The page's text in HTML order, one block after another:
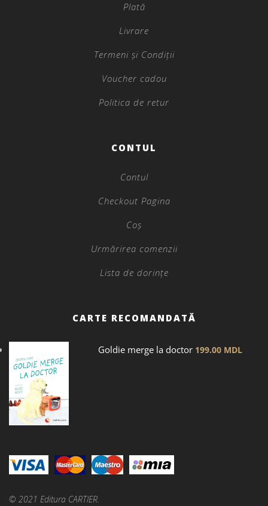
Plată
Livrare
Termeni și Condiții
Voucher cadou
Politica de retur
CONTUL
Contul
Checkout Pagina
Coș
Urmărirea comenzii
Lista de dorințe
CARTE RECOMANDATĂ
Goldie merge la doctor 199.00 MDL
© 2021 Editura CARTIER.